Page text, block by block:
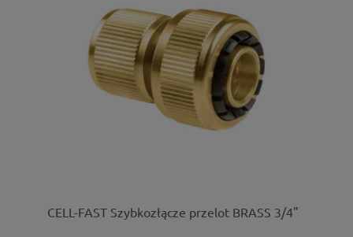
CELL-FAST Szybkozłącze przelot BRASS 3/4"